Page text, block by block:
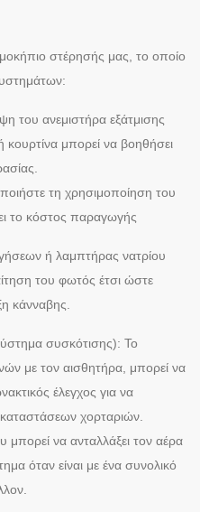
στέρησής μας, το οποίο
του ανεμιστήρα εξάτμισης
κουρτίνα μπορεί να βοηθήσει
τη χρησιμοποίηση του
το κόστος παραγωγής
ή λαμπτήρας νατρίου
του φωτός έτσι ώστε
κάνναβης.
συσκότισης): Το
με τον αισθητήρα, μπορεί να
έλεγχος για να
χορταριών.
να ανταλλάξει τον αέρα
όταν είναι με ένα συνολικό